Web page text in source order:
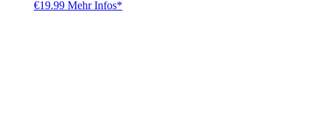
€19.99 Mehr Infos*